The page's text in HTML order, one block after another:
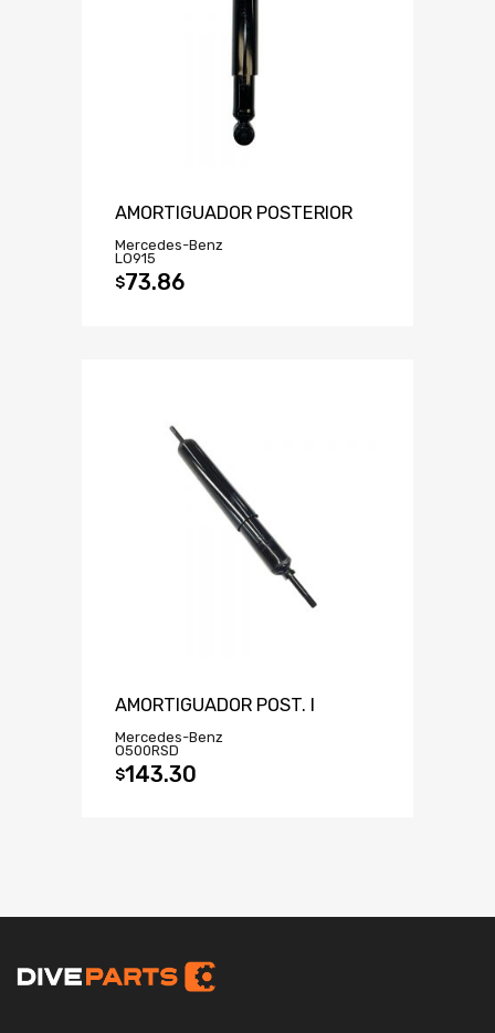
AMORTIGUADOR POSTERIOR
Mercedes-Benz
LO915
$73.86
AMORTIGUADOR POST. I
Mercedes-Benz
O500RSD
$143.30